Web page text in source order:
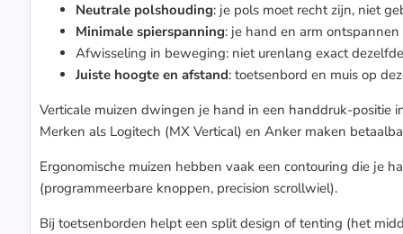
Neutrale polshouding: je pols moet recht zijn, niet
Minimale spierspanning: je hand en arm
Afwisseling in beweging: niet urenlang exact
Juiste hoogte en afstand: toetsenbord en muis op
Verticale muizen dwingen je hand in een handdruk-positie
Merken als Logitech (MX Vertical) en Anker maken
Ergonomische muizen hebben vaak een contouring die je
(programmeerbare knoppen, precision scrollwiel).
Bij toetsenborden helpt een split design of tenting (het